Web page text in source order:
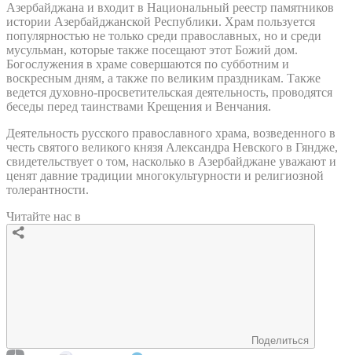
Азербайджана и входит в Национальный реестр памятников
истории Азербайджанской Республики. Храм пользуется
популярностью не только среди православных, но и среди
мусульман, которые также посещают этот Божий дом.
Богослужения в храме совершаются по субботним и
воскресным дням, а также по великим праздникам. Также
ведется духовно-просветительская деятельность, проводятся
беседы перед таинствами Крещения и Венчания.
Деятельность русского православного храма, возведенного в
честь святого великого князя Александра Невского в Гяндже,
свидетельствует о том, насколько в Азербайджане уважают и
ценят давние традиции многокультурности и религиозной
толерантности.
Читайте нас в
Поделиться